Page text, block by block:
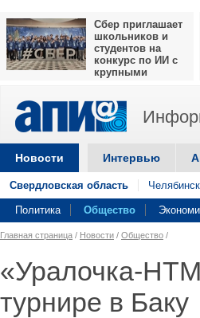
Сбер приглашает
школьников и
студентов на
конкурс по ИИ с
крупными
Новости Интервью
Свердловская область
Политика Общество
Главная страница / Новости / Общество /
«Уралочка-
турнире в Баку